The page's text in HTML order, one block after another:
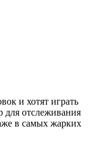
и хотят играть
для отслеживания
в самых жарких